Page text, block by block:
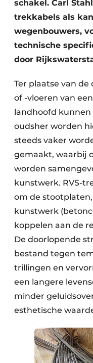
Kopen/Huren/
Sloop & Recycling
Bouwtransport
schakel. Carl
trekkabels als
wegenbouwers,
technische
door
Ter plaatse van
of -vloeren van
landhoofd kunnen
oudsher worden
steeds vaker
gemaakt, waarbij
worden
kunstwerk. RVS-
om de
kunstwerk
koppelen aan de
De doorlopende
bestand tegen
trillingen en
een langere
minder
esthetische